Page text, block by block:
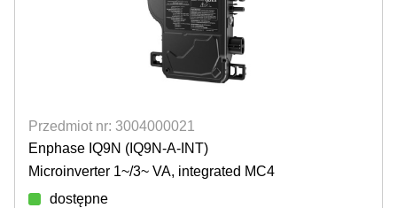
Przedmiot nr: 3004000021
Enphase IQ9N (IQ9N-A-INT)
Microinverter 1~/3~ VA, integrated MC4
dostępne